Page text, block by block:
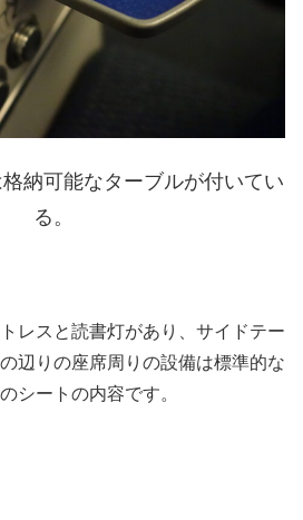
納可能なターブルが付いてい
る。
レスと読書灯があり、サイドテー
辺りの座席周りの設備は標準的な
シートの内容です。